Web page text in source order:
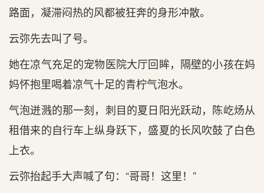
路面，凝滞闷热的风都被狂奔的身形冲散。
云弥先去叫了号。
她在凉气充足的宠物医院大厅回眸，隔壁的小孩在妈
妈怀抱里喝着凉气十足的青柠气泡水。
气泡迸溅的那一刻，刺目的夏日阳光跃动，陈屹炀从
租借来的自行车上纵身跃下，盛夏的长风吹鼓了白色
上衣。
云弥抬起手大声喊了句：“哥哥！这里！”